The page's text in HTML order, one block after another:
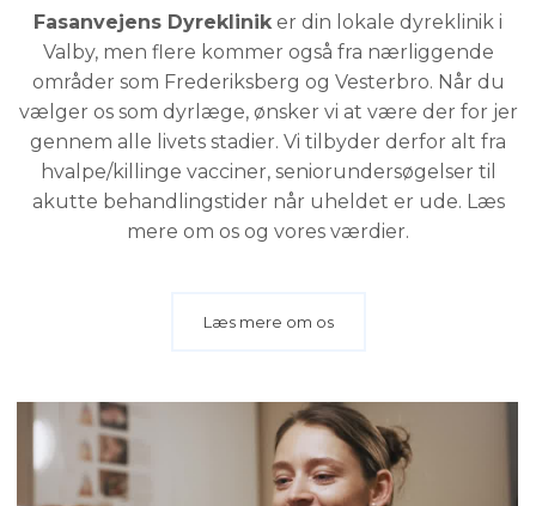
Fasanvejens Dyrekliniker din lokale dyreklinik i
Valby, men flere kommer også fra nærliggende
områder som Frederiksberg og Vesterbro. Når du
vælger os som dyrlæge, ønsker vi at være der for jer
gennem alle livets stadier. Vi tilbyder derfor alt fra
hvalpe/killinge vacciner, seniorundersøgelser til
akutte behandlingstider når uheldet er ude. Læs
mere om os og vores værdier.
Læs mere om os